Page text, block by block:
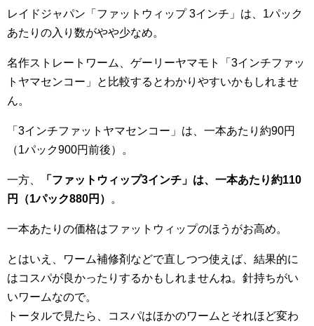
レイドジャパン「ファットウィップ 3インチ」は、1パック
あたりの入り数がやや少なめ。
名作ストレートワーム、ゲーリーヤマモト「3インチファッ
トヤマセンコー」と比較するとわかりやすいかもしれませ
ん。
「3インチファットヤマセンコー」は、一本あたり約90円
（1パック900円前後）。
一方、
「ファットウィップ3インチ」は、一本あたり約110
円（1パック880円） 。
一本あたりの価格はファットウィップのほうがお高め。
とはいえ、ワーム補修剤などで直しつつ使えば、結果的に
はコスパが良かったりするかもしれませんね。針持ちがい
いワームなので。
トータルで見たら、コスパはほかのワームとそれほど変わ